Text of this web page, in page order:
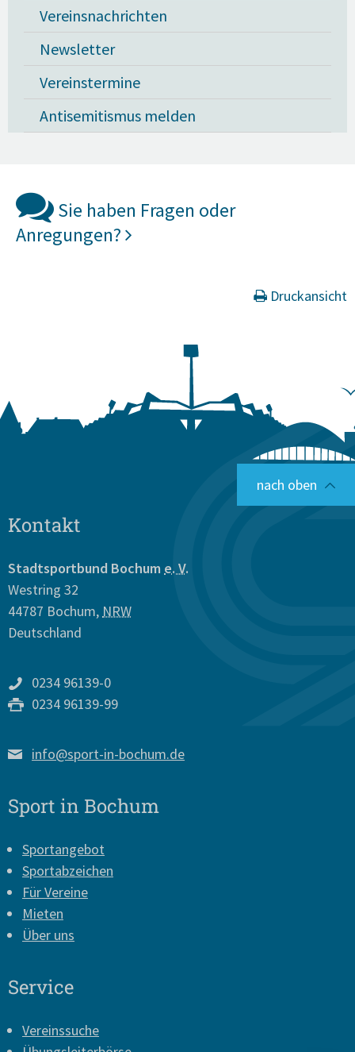
Vereinsnachrichten
Newsletter
Vereinstermine
Antisemitismus melden
Sie haben Fragen oder
Anregungen?
Druckansicht
nach oben
Kontakt
Stadtsportbund Bochum e. V.
Westring 32
44787 Bochum, NRW
Deutschland
0234 96139-0
0234 96139-99
info@sport-in-bochum.de
Sport in Bochum
Sportangebot
Sportabzeichen
Für Vereine
Mieten
Über uns
Service
Vereinssuche